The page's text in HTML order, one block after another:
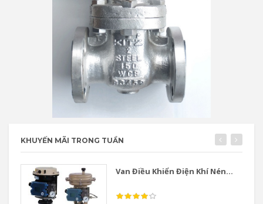
KHUYẾN MÃI TRONG TUẦN
Van Điều Khiển Điện Khí Nén...